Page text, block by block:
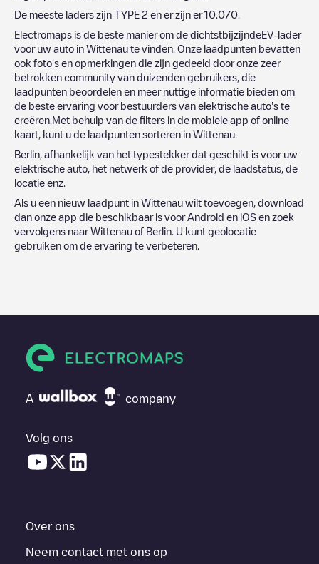
De meeste laders zijn TYPE 2 en er zijn er10.070
Electromaps is de beste manier om de dichtstbijzijndeEV-lader
voor uw auto in Wittenau te vinden. Onze laadpunten bevatten
ook foto's en opmerkingen die zijn gedeeld door onze zeer
betrokken community van duizenden gebruikers, die
laadpunten beoordelen en meer nuttige informatie bieden om
de beste ervaring voor bestuurders van elektrische auto's te
creëren.Met behulp van de filters in de mobiele app of online
kaart, kunt u de laadpunten sorteren in Wittenau
Berlin , afhankelijk van het typestekker dat geschikt is voor uw
elektrische auto, het netwerk of de provider, de laadstatus, de
locatie enz.
Als u een nieuw laadpunt in Wittenau wilt toevoegen, download
dan onze app die beschikbaar is voor Android en iOS en zoek
vervolgens naarWittenau of Berlin . U kunt geolocatie
gebruiken om de ervaring te verbeteren.
A company
Volg ons
Over ons
Neem contact met ons op